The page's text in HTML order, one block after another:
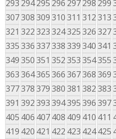
293 294295 296 297298 299
307308309310311 312313
321 322323324325326327
335336337338339340341
349350351 352353354355
363364365366367368369
377378379380381 382383
391 392393394395396397
405 406 407408 409 410 411
419 420 421 422 423 424425